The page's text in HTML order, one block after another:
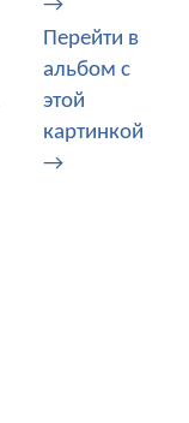
→
Перейти в
альбом с
этой
картинкой
→